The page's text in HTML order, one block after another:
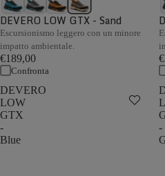
DEVERO LOW GTX - Sand
Escursionismo leggero con un minore
impatto ambientale.
€189,00
Confronta
DEVERO
LOW
GTX
-
Blue
-